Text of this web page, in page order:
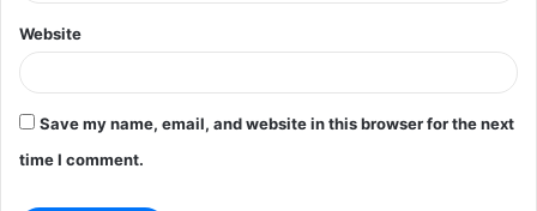
Website
Save my name, email, and website in this browser for the next
time I comment.